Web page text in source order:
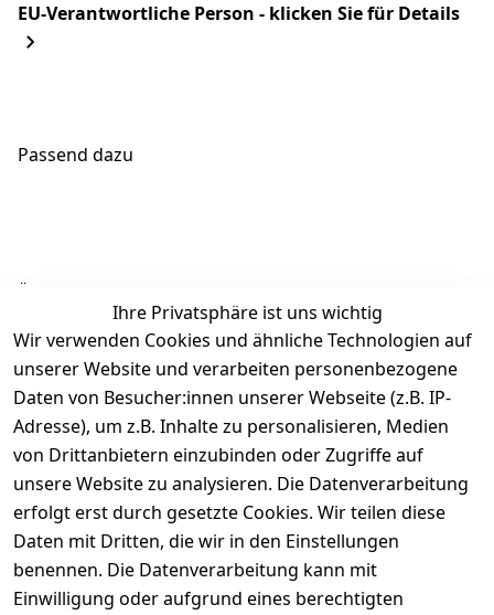
EU-Verantwortliche Person - klicken Sie für Details
Passend dazu
Ähnliche Produkte
Ihre Privatsphäre ist uns wichtig
Wir verwenden Cookies und ähnliche Technologien auf
unserer Website und verarbeiten personenbezogene
Daten von Besucher:innen unserer Webseite (z.B. IP-
Adresse), um z.B. Inhalte zu personalisieren, Medien
von Drittanbietern einzubinden oder Zugriffe auf
unsere Website zu analysieren. Die Datenverarbeitung
erfolgt erst durch gesetzte Cookies. Wir teilen diese
Daten mit Dritten, die wir in den Einstellungen
benennen. Die Datenverarbeitung kann mit
Einwilligung oder aufgrund eines berechtigten
Rechtliches
AGB
Impressum
Datenschutze
rklärung
Über uns
Kontakt
Registrieren
Kataloge zum
Download
Wir
versenden
mit
Zahle
bequem per